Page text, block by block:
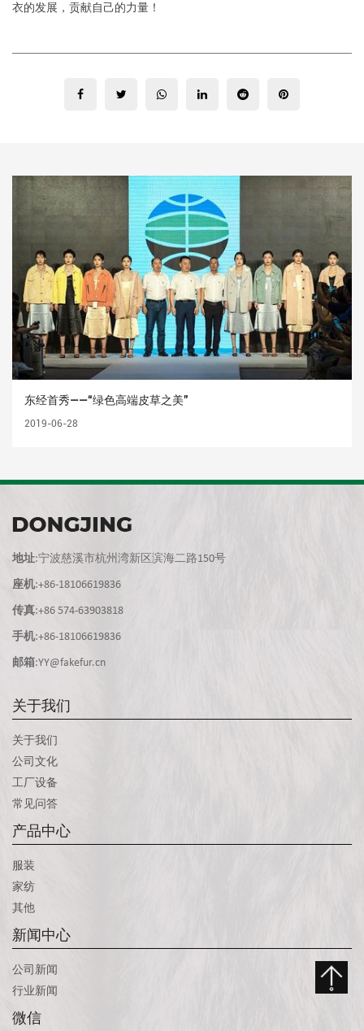
衣的发展，贡献自己的力量！
东经首秀——“绿色高端皮草之美”
2019-06-28
地址:宁波慈溪市杭州湾新区滨海二路150号
座机:+86-18106619836
传真:+86 574-63903818
手机:+86-18106619836
邮箱:YY@fakefur.cn
关于我们
关于我们
公司文化
工厂设备
常见问答
产品中心
服装
家纺
其他
新闻中心
公司新闻
行业新闻
微信